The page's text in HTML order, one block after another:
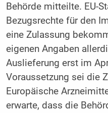
Behörde mitteilte. EU-
Bezugsrechte für den
eine Zulassung
eigenen Angaben
Auslieferung erst im
Voraussetzung sei die
Europäische
erwarte, dass die